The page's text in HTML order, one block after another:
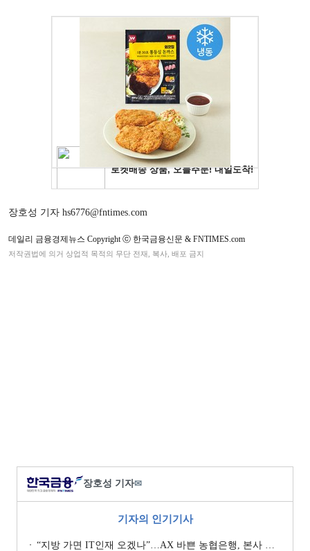
장호성 기자 hs6776@fntimes.com
데일리 금융경제뉴스 Copyright ⓒ 한국금융신문 & FNTIMES.com
저작권법에 의거 상업적 목적의 무단 전재, 복사, 배포 금지
장호성 기자✉
기자의 인기기사
“지방 가면 IT인재 오겠나”…AX 바쁜 농협은행, 본사 이전설에 ‘긴장’ [막 오른 금융권 하투(夏鬪)]